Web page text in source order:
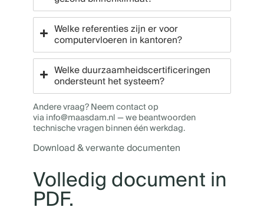
Welke referenties zijn er voor
computervloeren in kantoren?
Welke duurzaamheidscertificeringen
ondersteunt het systeem?
Andere vraag? Neem contact op
via info@maasdam.nl — we beantwoorden
technische vragen binnen één werkdag.
Download & verwante documenten
Volledig document in
PDF.